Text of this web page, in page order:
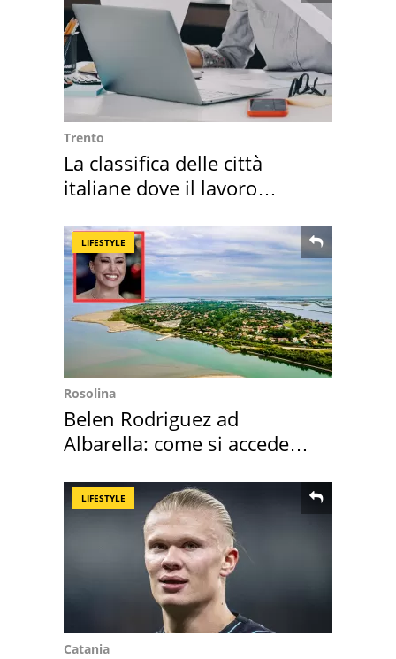
Trento
La classifica delle città
italiane dove il lavoro
LIFESTYLE
Rosolina
Belen Rodriguez ad
Albarella: come si accede
LIFESTYLE
Catania